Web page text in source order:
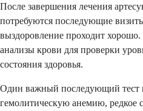
После завершения лечения
потребуются последующие
выздоровление проходит
анализы крови для проверки
состояния здоровья.
Один важный последующий тест
гемолитическую анемию, редкое